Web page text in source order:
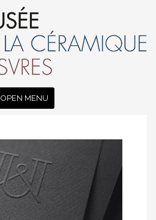
OPEN MENU